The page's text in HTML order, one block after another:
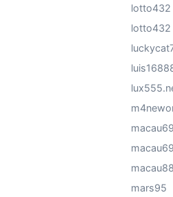
lotto432
lotto432
macau69
mars95